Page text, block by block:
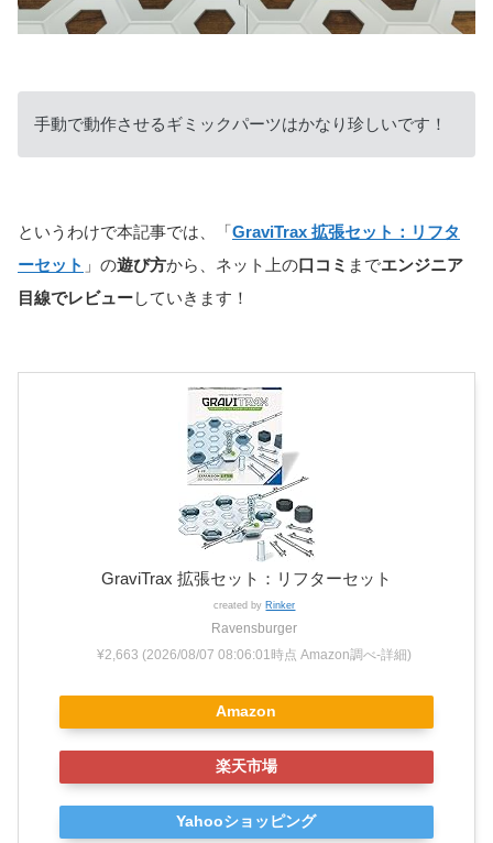
手動で動作させるギミックパーツはかなり珍しいです！
というわけで本記事では、「GraviTrax 拡張セット：リフタ
ーセット 」の遊び方から、ネット上の口コミ までエンジニア
目線でレビューしていきます！
GraviTrax 拡張セット：リフターセット
created by Rinker
Ravensburger
¥2,663 (2026/08/07 08:06:01時点 Amazon調べ-詳細)
Amazon
楽天市場
Yahooショッピング